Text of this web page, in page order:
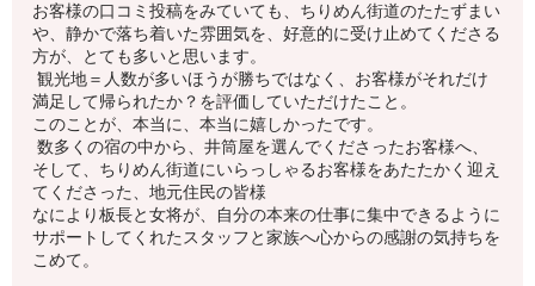
お客様の口コミ投稿をみていても、ちりめん街道のたたずまい
や、静かで落ち着いた雰囲気を、好意的に受け止めてくださる
方が、とても多いと思います。
観光地＝人数が多いほうが勝ちではなく、お客様がそれだけ
満足して帰られたか？を評価していただけたこと。
このことが、本当に、本当に嬉しかったです。
数多くの宿の中から、井筒屋を選んでくださったお客様へ、
そして、ちりめん街道にいらっしゃるお客様をあたたかく迎え
てくださった、地元住民の皆様
なにより板長と女将が、自分の本来の仕事に集中できるように
サポートしてくれたスタッフと家族へ心からの感謝の気持ちを
こめて。